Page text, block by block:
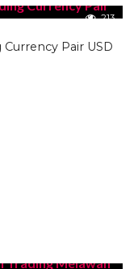
213
Pair USD